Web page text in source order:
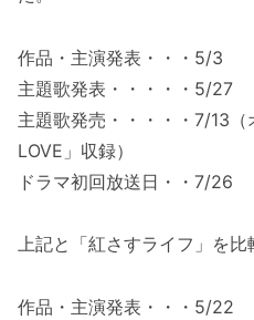
作品・主演発表・・・5/3
主題歌発表・・・・・5/27
主題歌発売・・・・・7/13
LOVE」収録）
ドラマ初回放送日・・7/26
上記と「紅さすライフ」を比
作品・主演発表・・・5/22